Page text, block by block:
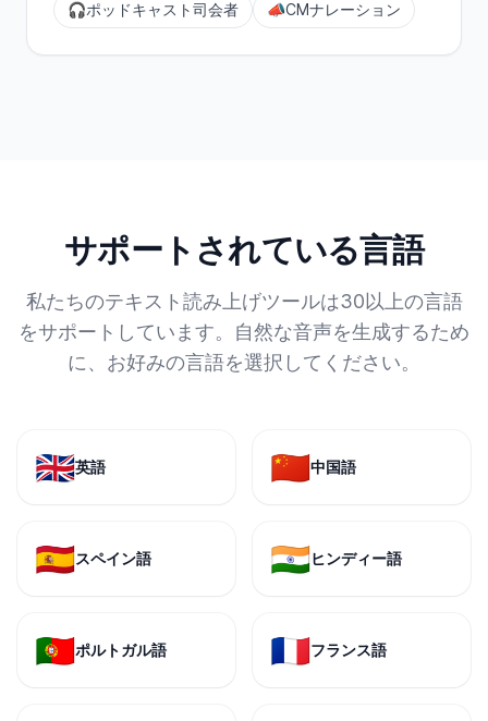
🎧ポッドキャスト司会者 📣CMナレーション
サポートされている言語
私たちのテキスト読み上げツールは30以上の言語
をサポートしています。自然な音声を生成するため
に、お好みの言語を選択してください。
🇬🇧英語 🇨🇳中国語
🇪🇸スペイン語 🇮🇳ヒンディー語
🇵🇹ポルトガル語 🇫🇷フランス語